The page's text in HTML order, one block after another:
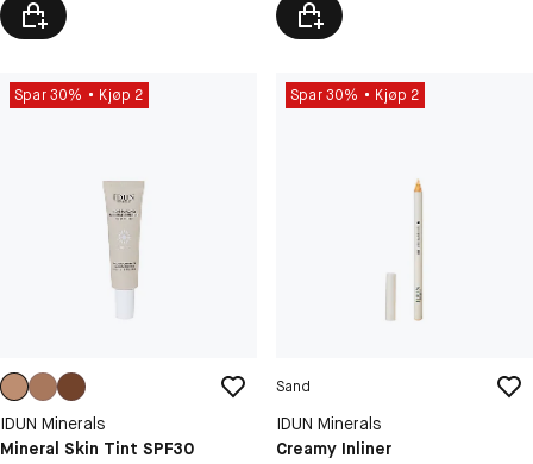
Spar 30% Kjøp 2
IDUN Minerals
Mineral Skin Tint SPF30
Spar 30% Kjøp 2
Sand
IDUN Minerals
Creamy Inliner